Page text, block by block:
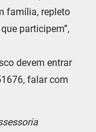
família, repleto
participem”,
devem entrar
falar com